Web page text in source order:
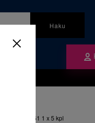
Haku
31 &067-861 1 x 5 kpl